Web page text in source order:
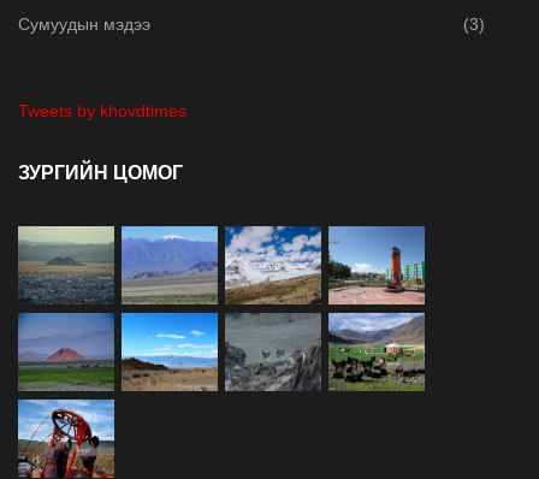
Сумуудын мэдээ (3)
Tweets by khovdtimes
ЗУРГИЙН ЦОМОГ